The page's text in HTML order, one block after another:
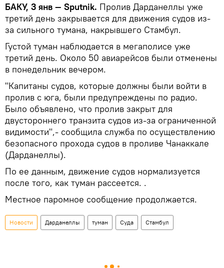
БАКУ, 3 янв — Sputnik. Пролив Дарданеллы уже
третий день закрывается для движения судов из-
за сильного тумана, накрывшего Стамбул.
Густой туман наблюдается в мегаполисе уже
третий день. Около 50 авиарейсов были отменены
в понедельник вечером.
"Капитаны судов, которые должны были войти в
пролив с юга, были предупреждены по радио.
Было объявлено, что пролив закрыт для
двустороннего транзита судов из-за ограниченной
видимости",- сообщила служба по осуществлению
безопасного прохода судов в проливе Чанаккале
(Дарданеллы).
По ее данным, движение судов нормализуется
после того, как туман рассеется. .
Местное паромное сообщение продолжается.
Новости Дарданеллы туман Суда Стамбул